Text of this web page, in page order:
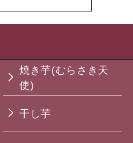
焼き芋(むらさき天
使)
干し芋